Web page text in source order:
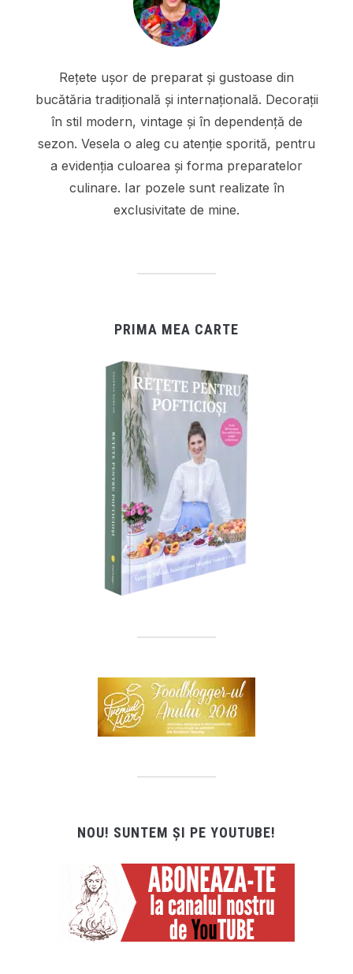
Rețete ușor de preparat și gustoase din
bucătăria tradițională și internațională. Decorații
în stil modern, vintage și în dependență de
sezon. Vesela o aleg cu atenție sporită, pentru
a evidenția culoarea și forma preparatelor
culinare. Iar pozele sunt realizate în
exclusivitate de mine.
PRIMA MEA CARTE
NOU! SUNTEM ȘI PE YOUTUBE!